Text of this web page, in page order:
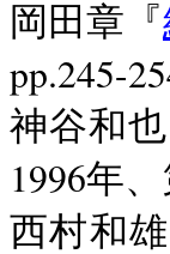
岡田章『
pp.245-
神谷和
1996年
西村和